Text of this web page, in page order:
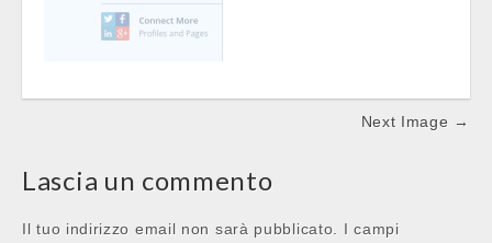
Next Image →
Lascia un commento
Il tuo indirizzo email non sarà pubblicato.
I campi